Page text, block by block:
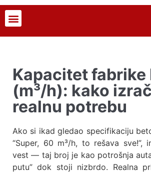
Kapacitet fabrike
(m³/h): kako
realnu potrebu
Ako si ikad gledao specifikaciju
“Super, 60 m³/h, to rešava sve!”,
vest — taj broj je kao potrošnja
putu” dok stoji nizbrdo. Realna